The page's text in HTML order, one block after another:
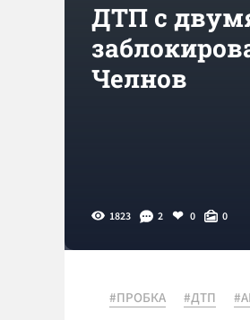
ДТП с
Челнов
1823 2 0 0
#ПРОБКА #ДТП